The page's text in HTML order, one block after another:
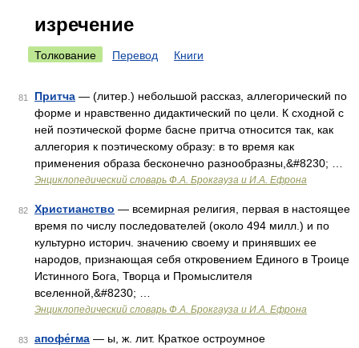
изречение
Толкование Перевод Книги
81 Притча — (литер.) небольшой рассказ, аллегорический по
форме и нравственно дидактический по цели. К сходной с
ней поэтической форме басне притча относится так, как
аллегория к поэтическому образу: в то время как
применения образа бесконечно разнообразны,&#8230; …
Энциклопедический словарь Ф.А. Брокгауза и И.А. Ефрона
82 Христианство — всемирная религия, первая в настоящее
время по числу последователей (около 494 милл.) и по
культурно историч. значению своему и принявших ее
народов, признающая себя откровением Единого в Троице
Истинного Бога, Творца и Промыслителя
вселенной,&#8230; …
Энциклопедический словарь Ф.А. Брокгауза и И.А. Ефрона
83 апофе́гма — ы, ж. лит. Краткое остроумное